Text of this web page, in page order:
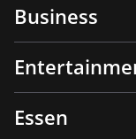
Business
Essen